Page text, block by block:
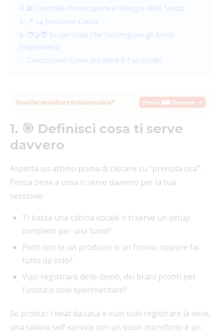
4. 🎤 Controlla l’Attrezzatura e l’Energia dello Studio
5. 📍 La Posizione Conta
6. 🧑‍🤝‍🧑 Scopri Studi Che Sostengono gli Artisti
Indipendenti
✅ Conclusione: Come Scegliere il Tuo Studio
1. 🎯 Definisci cosa ti serve
davvero
Aspetta un attimo prima di cliccare su “prenota ora”.
Pensa bene a cosa ti serve davvero per la tua
sessione:
Ti basta una cabina vocale o ti serve un setup
completo per una band?
Porti con te un producer o un fonico, oppure fai
tutto da solo?
Vuoi registrare delle demo, dei brani pronti per
l’uscita o solo sperimentare?
Se produci i beat da casa e vuoi solo registrare la voce,
una cabina self-service con un buon microfono e un